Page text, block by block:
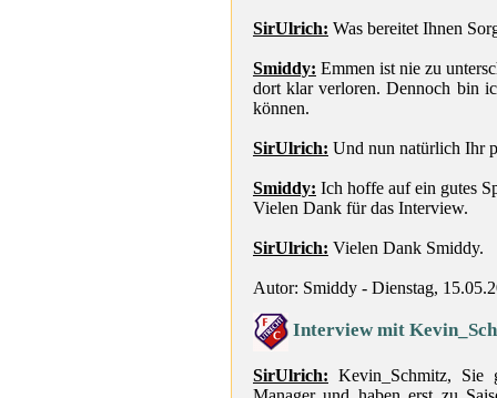
SirUlrich: Was bereitet Ihnen
Smiddy: Emmen ist nie zu
dort klar verloren. Dennoch bin
können.
SirUlrich: Und nun natürlich Ihr
Smiddy: Ich hoffe auf ein gutes
Vielen Dank für das Interview.
SirUlrich: Vielen Dank Smiddy.
Autor: Smiddy - Dienstag,
Interview mit
SirUlrich: Kevin_Schmitz, Sie